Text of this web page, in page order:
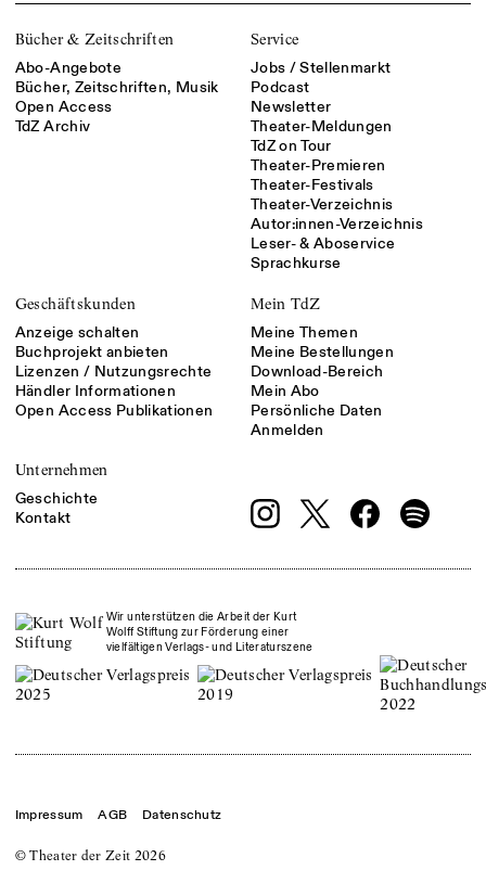
Bücher & Zeitschriften
Abo-Angebote
Bücher, Zeitschriften, Musik
Open Access
TdZ Archiv
Service
Jobs / Stellenmarkt
Podcast
Newsletter
Theater-Meldungen
TdZ on Tour
Theater-Premieren
Theater-Festivals
Theater-Verzeichnis
Autor:innen-Verzeichnis
Leser- & Aboservice
Sprachkurse
Geschäftskunden
Anzeige schalten
Buchprojekt anbieten
Lizenzen / Nutzungsrechte
Händler Informationen
Open Access Publikationen
Mein TdZ
Meine Themen
Meine Bestellungen
Download-Bereich
Mein Abo
Persönliche Daten
Anmelden
Unternehmen
Geschichte
Kontakt
Wir unterstützen die Arbeit der Kurt
Wolff Stiftung zur Förderung einer
vielfältigen Verlags- und Literaturszene
© Theater der Zeit 2026
Impressum AGB Datenschutz